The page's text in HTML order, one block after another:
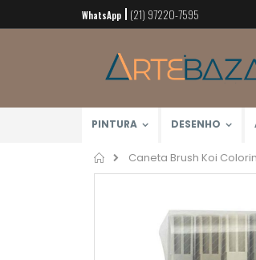
Pular
para
conteúdo
WhatsApp (21) 97220-7595
PINTURA DESENHO
Home
Caneta Brush Koi
Pular